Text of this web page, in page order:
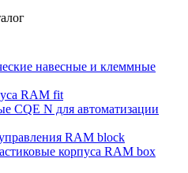
навесные и клеммные
RAM fit
CQE N для автоматизации
RAM block
корпуса RAM box